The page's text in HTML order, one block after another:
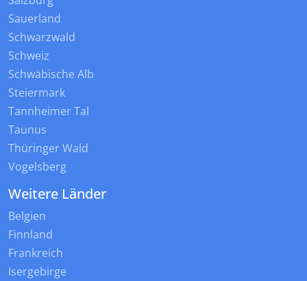
Sauerland
Schwarzwald
Schweiz
Schwäbische Alb
Steiermark
Tannheimer Tal
Taunus
Thüringer Wald
Vogelsberg
Weitere Länder
Belgien
Finnland
Frankreich
Isergebirge